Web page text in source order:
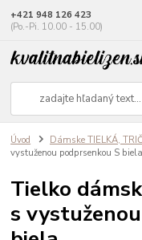
+421 948 126 423
(Po.-Pi. 10.00 - 15.00)
Úvod Dámske TIELKÁ,
vystuženou podprsenkou S biela
Tielko
s